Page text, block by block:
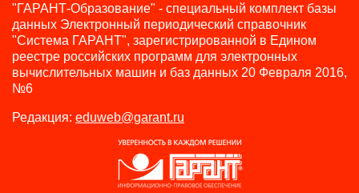
"ГАРАНТ-Образование" - специальный комплект базы
данных Электронный периодический справочник
"Система ГАРАНТ", зарегистрированной в Едином
реестре российских программ для электронных
вычислительных машин и баз данных 20 Февраля 2016,
№6
Редакция: eduweb@garant.ru